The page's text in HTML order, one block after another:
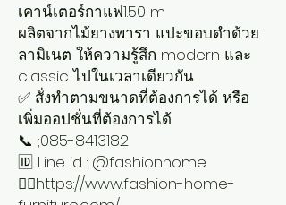
เคาน์เตอร์กาแฟ​1.50 m
ผลิตจากไม้ยางพารา แปะขอบดำด้วย
ลามิเนต ให้ความรู้สึก modern และ
classic ไปในเวลาเดียวกัน
✅ สั่งทำตามขนาดที่ต้องการได้ หรือ
เพิ่มออปชั่นที่ต้องการได้
📞 ;085-8413182
🆔 Line id : @fashionhome
👉🏻https://www.fashion-home-